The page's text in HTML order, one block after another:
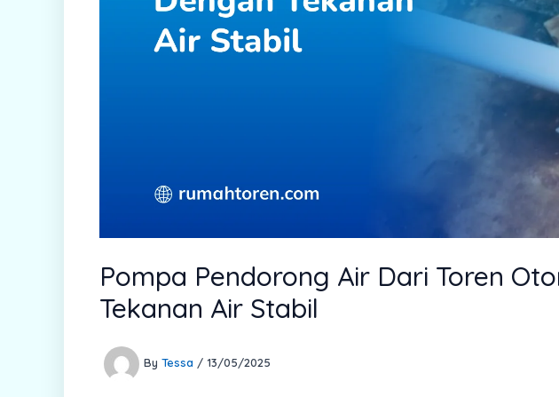
Pompa Pendorong Air Dari Toren
Tekanan Air Stabil
By Tessa / 13/05/2025